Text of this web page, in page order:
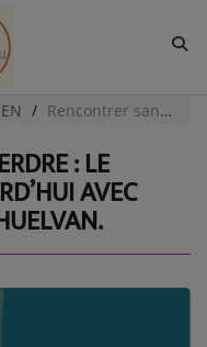
Rencontrer sans se perdre : le défi de l’amour aujourd’hui avec Gwënaelle Gandelin Huelvan.
: LE
AVEC